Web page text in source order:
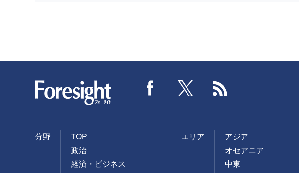
Facebook Twitter
分野
TOP
政治
経済・ビジネス
エリア
アジア
オセアニア
中東